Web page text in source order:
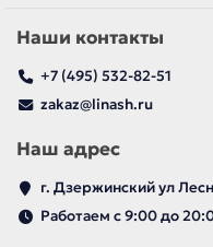
Наши контакты
+7 (495) 532-82-51
zakaz@linash.ru
Наш адрес
г. Дзержинский ул
Работаем с 9:00 до